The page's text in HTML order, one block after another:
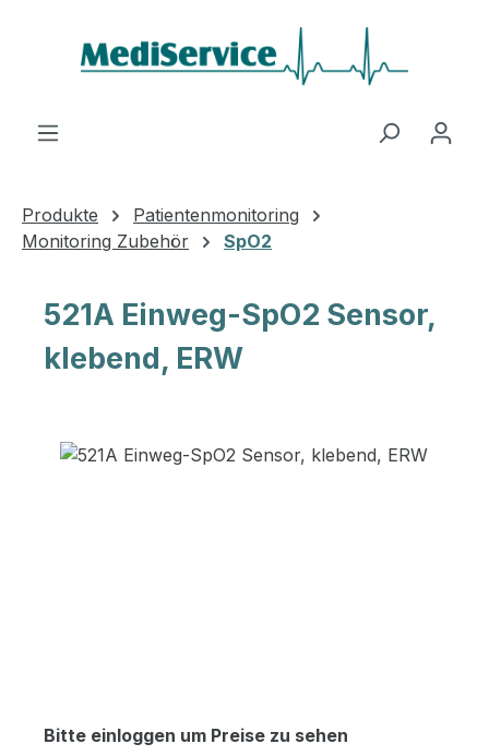
Produkte
Patientenmonitoring
Monitoring Zubehör
SpO2
521A Einweg-SpO2 Sensor,
klebend, ERW
Bildergalerie überspringen
Bitte einloggen um Preise zu sehen